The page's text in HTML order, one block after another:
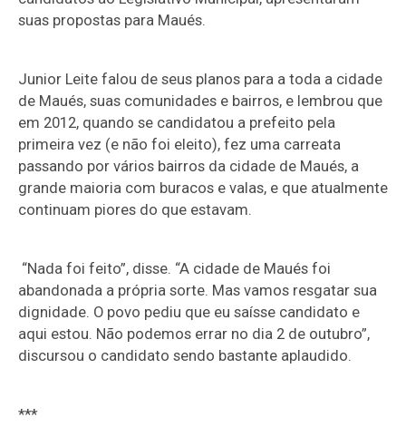
suas propostas para Maués.
Junior Leite falou de seus planos para a toda a cidade
de Maués, suas comunidades e bairros, e lembrou que
em 2012, quando se candidatou a prefeito pela
primeira vez (e não foi eleito), fez uma carreata
passando por vários bairros da cidade de Maués, a
grande maioria com buracos e valas, e que atualmente
continuam piores do que estavam.
“Nada foi feito”, disse. “A cidade de Maués foi
abandonada a própria sorte. Mas vamos resgatar sua
dignidade. O povo pediu que eu saísse candidato e
aqui estou. Não podemos errar no dia 2 de outubro”,
discursou o candidato sendo bastante aplaudido.
***